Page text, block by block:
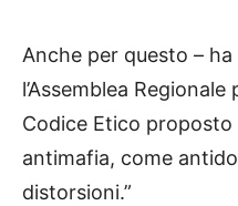
Anche per questo –
l’Assemblea
Codice Etico proposto
antimafia, come
distorsioni.”